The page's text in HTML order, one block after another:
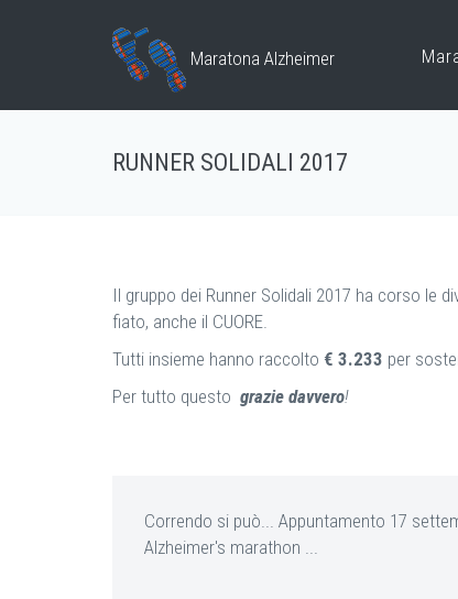
Maratona Alzheimer
RUNNER SOLIDALI 2017
Il gruppo dei Runner Solidali 2017 ha corso le
fiato, anche il CUORE.
Tutti insieme hanno raccolto € 3.233 per
Per tutto questo grazie davvero!
Correndo si può... Appuntamento 17
Alzheimer's marathon ...